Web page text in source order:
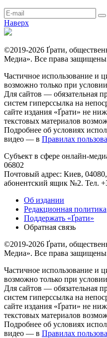
Наверх
©2019-2026 Ґрати,
Медиа». Все права
Частичное использование и
возможно только при
Для сайтов — обязательная
систем гиперссылка на
сайте издания «Ґрати» не
текстовых материалов
Подробнее об условиях
видео — в Правилах
Субъект в сфере онлайн-
06802
Почтовый адрес: Киев,
абонентский ящик №2. Тел.
Об издании
Редакционная политика
Поддержать «Ґрати»
Обратная связь
©2019-2026 Ґрати,
Медиа». Все права
Частичное использование и
возможно только при
Для сайтов — обязательная
систем гиперссылка на
сайте издания «Ґрати» не
текстовых материалов
Подробнее об условиях
видео — в Правилах